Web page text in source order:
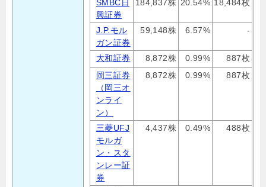
SMBC日
興証券
184,837株 20.54% 18,484枚
J.P.モル
ガン証券
59,148株 6.57% -
大和証券 8,872株 0.99%
887枚
岡三証券
（岡三オ
ンライ
ン）
8,872株 0.99% 887枚
三菱UFJ
モルガ
ン・スタ
ンレー証
券
4,437株 0.49% 488枚